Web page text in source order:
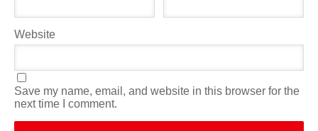
Website
Save my name, email, and website in this browser for the
next time I comment.